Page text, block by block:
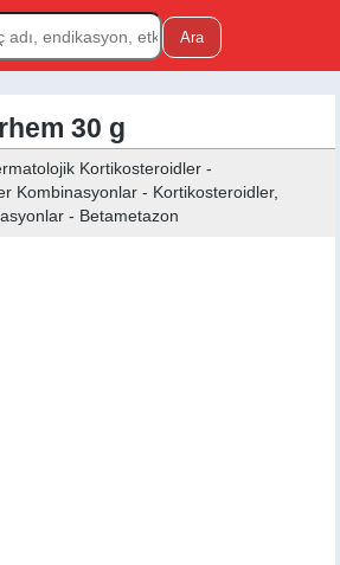
30 g
Kortikosteroidler -
Kombinasyonlar - Kortikosteroidler,
- Betametazon